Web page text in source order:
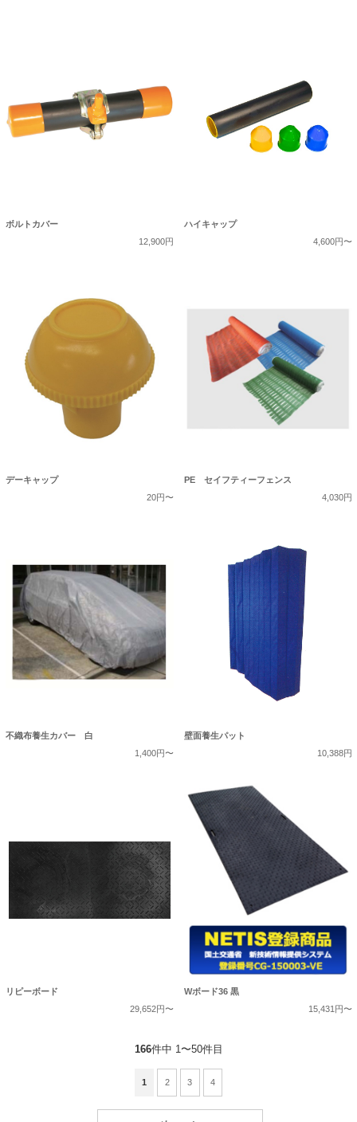
ボルトカバー
12,900円
ハイキャップ
4,600円〜
デーキャップ
20円〜
PE セイフティーフェンス
4,030円
不織布養生カバー 白
1,400円〜
壁面養生パット
10,388円
リピーボード
29,652円〜
Wボード36 黒
15,431円〜
166件中 1〜50件目
1 2 3 4